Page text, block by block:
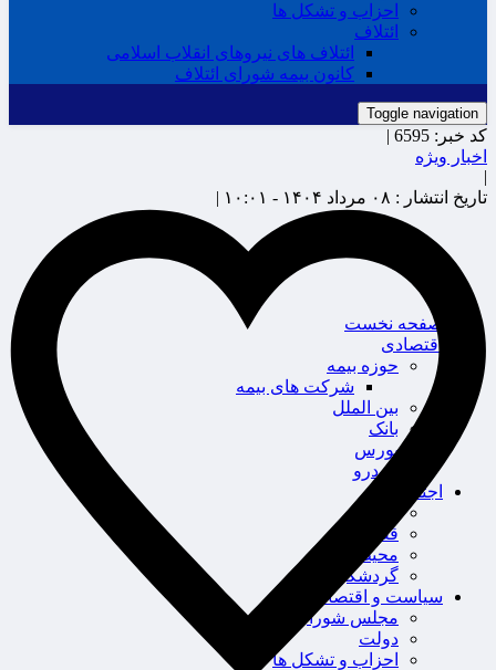
احزاب و تشکل ها
ائتلاف
ائتلاف های نیروهای انقلاب اسلامی
کانون بیمه شورای ائتلاف
Toggle navigation
صفحه نخست
اقتصادی
حوزه بیمه
شرکت های بیمه
بین الملل
بانک
بورس
خودرو
اجتماعی
سلامت
قضایی
محیط زیست
گردشگری
سیاست و اقتصاد
مجلس شورای اسلامی
دولت
احزاب و تشکل ها
کد خبر: 6595 |
اخبار ویژه
|
تاریخ انتشار : ۰۸ مرداد ۱۴۰۴ - ۱۰:۰۱ |